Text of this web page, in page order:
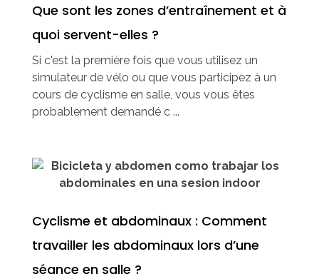
Que sont les zones d’entraînement et à
quoi servent-elles ?
Si c'est la première fois que vous utilisez un
simulateur de vélo ou que vous participez à un
cours de cyclisme en salle, vous vous êtes
probablement demandé c ...
Cyclisme et abdominaux : Comment
travailler les abdominaux lors d’une
séance en salle ?